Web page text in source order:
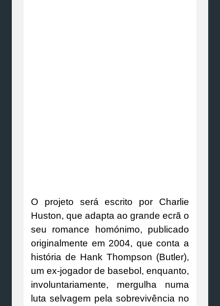
O projeto será escrito por Charlie
Huston, que adapta ao grande ecrã o
seu romance homónimo, publicado
originalmente em 2004, que conta a
história de Hank Thompson (Butler),
um ex-jogador de basebol, enquanto,
involuntariamente, mergulha numa
luta selvagem pela sobrevivência no